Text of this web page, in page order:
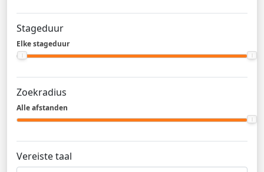
Stageduur
Elke stageduur
Zoekradius
Alle afstanden
Vereiste taal